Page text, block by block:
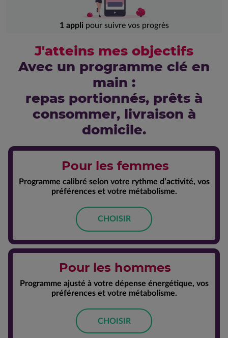
1 applipour suivre vos progrès
J'atteins mes objectifs
Avec un programme clé en
main :
repas portionnés, prêts à
consommer, livraison à
domicile.
Pour les femmes
Programme calibré selon votre rythme d’activité, vos
préférences et votre métabolisme.
CHOISIR
Pour les hommes
Programme ajusté à votre dépense énergétique, vos
préférences et votre métabolisme.
CHOISIR